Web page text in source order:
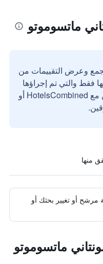
ماتسوموتو
وعرض التقييمات من
فقط والتي تم إجراؤها
بواسطة مستخدمين حقيقيين مع HotelsCombined أو
مرشح أو تغيير بحثك أو
ماتسوموتو